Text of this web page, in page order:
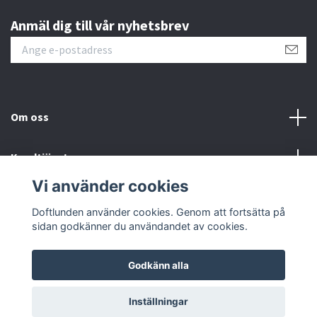
Anmäl dig till vår nyhetsbrev
Om oss
Kundtjänst
© 2026 Doftlunden
Vi använder cookies
Doftlunden använder cookies. Genom att fortsätta på
sidan godkänner du användandet av cookies.
Godkänn alla
Inställningar